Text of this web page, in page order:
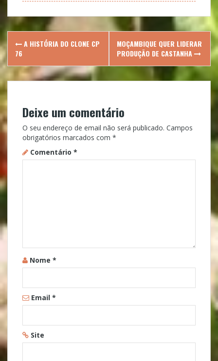
Post
navigation
A HISTÓRIA DO CLONE CP
76
MOÇAMBIQUE QUER LIDERAR
PRODUÇÃO DE CASTANHA
Deixe um comentário
O seu endereço de email não será publicado. Campos
obrigatórios marcados com *
Comentário *
Nome *
Email *
Site